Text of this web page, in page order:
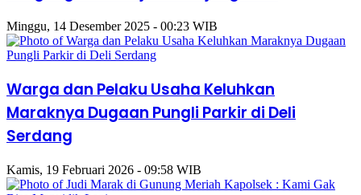
Minggu, 14 Desember 2025 - 00:23 WIB
Warga dan Pelaku Usaha Keluhkan
Maraknya Dugaan Pungli Parkir di Deli
Serdang
Kamis, 19 Februari 2026 - 09:58 WIB